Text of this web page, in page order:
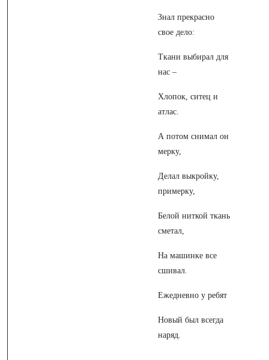
Знал прекрасно
свое дело:
Ткани выбирал для
нас –
Хлопок, ситец и
атлас.
А потом снимал он
мерку,
Делал выкройку,
примерку,
Белой ниткой ткань
сметал,
На машинке все
сшивал.
Ежедневно у ребят
Новый был всегда
наряд.